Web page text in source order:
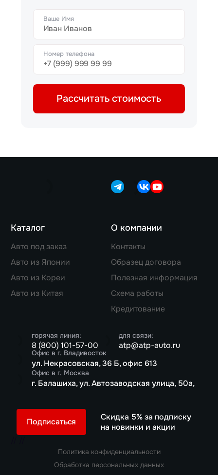
Ваше Имя
Номер телефона
Рассчитать стоимость
Каталог
Авто под заказ
Авто из Японии
Авто из Кореи
Авто из Китая
О компании
Контакты
Образец договора
Полезная информация
Схема работы
Кредитование
горячая линия:
8 (800) 101-57-00
для связи:
atp@atp-auto.ru
Офис в г. Владивосток
ул. Некрасовская, 36 Б, офис 613
Офис в г. Москва
г. Балашиха, ул. Автозаводская улица, 50а,
Скидка 5% за подписку
на новинки и акции
Подписаться
Политика конфиденциальности
Обработка персональных данных